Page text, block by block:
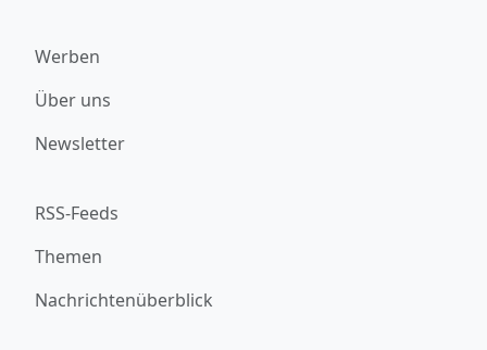
Werben
Über uns
Newsletter
RSS-Feeds
Themen
Nachrichtenüberblick